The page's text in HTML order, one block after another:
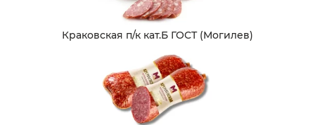
Краковская п/к кат.Б ГОСТ (Могилев)